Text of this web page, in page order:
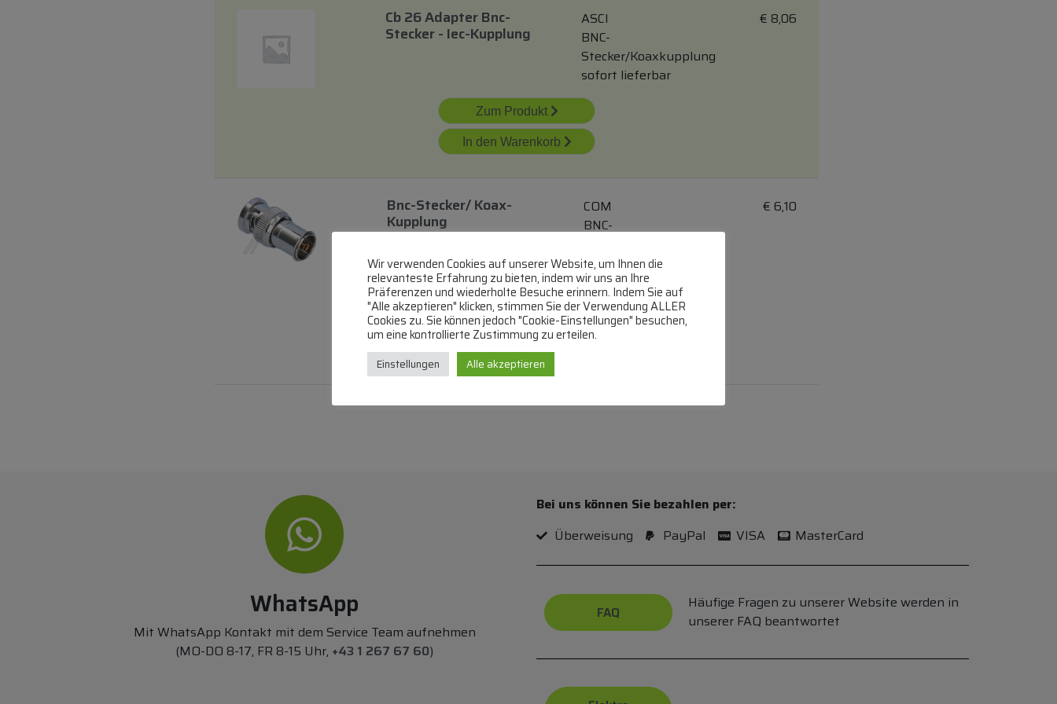
Cb 26 Adapter Bnc-
Stecker - Iec-Kupplung
ASCI
BNC-
Stecker/Koaxkupplung
sofort lieferbar
€ 8,06
Zum Produkt
In den Warenkorb
Bnc-Stecker/ Koax-
Kupplung
COM
BNC-
lieferbar innerhalb von
3 Tagen
€ 6,10
Zum Produkt
WhatsApp
Mit WhatsApp Kontakt mit dem Service Team aufnehmen
(MO-DO 8-17, FR 8-15 Uhr, +43 1 267 67 60)
Bei uns können Sie bezahlen per:
Überweisung
PayPal VISA MasterCard
FAQ
Häufige Fragen zu unserer Website werden in
unserer FAQ beantwortet
Wir verwenden Cookies auf unserer Website, um Ihnen die
relevanteste Erfahrung zu bieten, indem wir uns an Ihre
Präferenzen und wiederholte Besuche erinnern. Indem Sie auf
"Alle akzeptieren" klicken, stimmen Sie der Verwendung ALLER
Cookies zu. Sie können jedoch "Cookie-Einstellungen" besuchen,
um eine kontrollierte Zustimmung zu erteilen.
Einstellungen Alle akzeptieren